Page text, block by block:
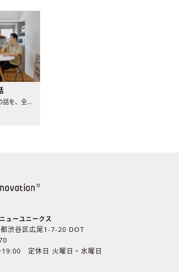
nuアドバイザー早見の家の話を、全4話でお届け。リノベーションを..
ューユニークス
渋谷区広尾1-7-20 DOT
19:00 定休日 火曜日・水曜日